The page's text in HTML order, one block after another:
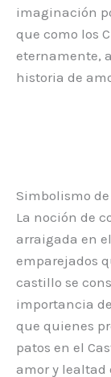
imaginación
que como los
eternamente,
historia de
Simbolismo
La noción de
arraigada en
emparejados
castillo se
importancia
que quienes
patos en el
amor y lealtad